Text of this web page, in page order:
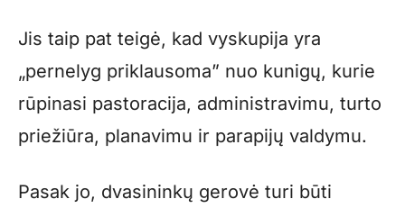
Jis taip pat teigė, kad vyskupija yra
„pernelyg priklausoma” nuo kunigų, kurie
rūpinasi pastoracija, administravimu, turto
priežiūra, planavimu ir parapijų valdymu.
Pasak jo, dvasininkų gerovė turi būti